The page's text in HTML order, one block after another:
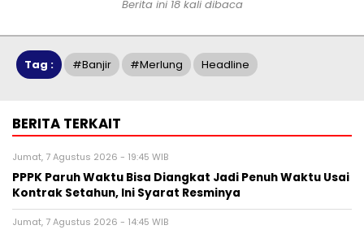
Berita ini 18 kali dibaca
Tag : #banjir #merlung Headline
BERITA TERKAIT
Jumat, 7 Agustus 2026 - 19:45 WIB
PPPK Paruh Waktu Bisa Diangkat Jadi Penuh Waktu Usai
Kontrak Setahun, Ini Syarat Resminya
Jumat, 7 Agustus 2026 - 14:45 WIB